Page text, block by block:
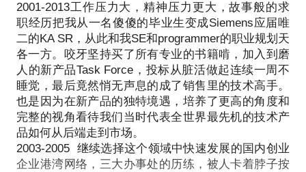
英雄之旅是约瑟夫 坎贝尔大师探索了远古神话后，提
出的完整的神话故事中的共同奥秘、影响了无数现代
人，他被人也被誉为人类心灵哲学家和心理学家。
CBT是现代心理学的主流理论，几乎应用在所有的寻
求改变的来访者身上。
是机器化的世界，为什么不早日争取成为掌握机器的
人。
我目前在清华大学姚期智院士（图灵奖唯一华人）的
图灵研究院投资的Fintech公司做Co-founder，做
ML&NLP领域的创业，产品半年来已经服务十多家主
流金融机构。
如果你还在择业或者寻找专业方向，我可以提供最快
和直接的选择，看看你是否适合从事AI产业
如果你已经在AI产业，寻找落地的场景和应用，我可
以帮你做基本的行研，毕竟国内顶级投行的分析师我
2001-2013工作压力大，精神压力更大，故事般的求
职经历把我从一名傻傻的毕业生变成Siemens应届唯
二的KA SR，从此和我SE和programmer的职业规划天
各一方。咬牙坚持买了所有专业的书籍啃，加入到磨
人的新产品Task Force，投标从脏活做起连续一周不
睡觉，最后竟然悄无声息的成了销售里的技术高手。
也是因为在新产品的独特境遇，培养了更高的角度和
完整的视角看待我们当时代表全世界最先机的技术产
品如何从后端走到市场。
2003-2005 继续选择这个领域中快速发展的国内创业
企业港湾网络，三大办事处的历练，被人卡着脖子按